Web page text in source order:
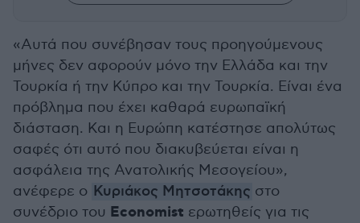
«Αυτά που συνέβησαν τους προηγούμενους
μήνες δεν αφορούν μόνο την Ελλάδα και την
Τουρκία ή την Κύπρο και την Τουρκία. Είναι ένα
πρόβλημα που έχει καθαρά ευρωπαϊκή
διάσταση. Και η Ευρώπη κατέστησε απολύτως
σαφές ότι αυτό που διακυβεύεται είναι η
ασφάλεια της Ανατολικής Μεσογείου»,
ανέφερε ο Κυριάκος Μητσοτάκης στο
συνέδριο του Economist ερωτηθείς για τις